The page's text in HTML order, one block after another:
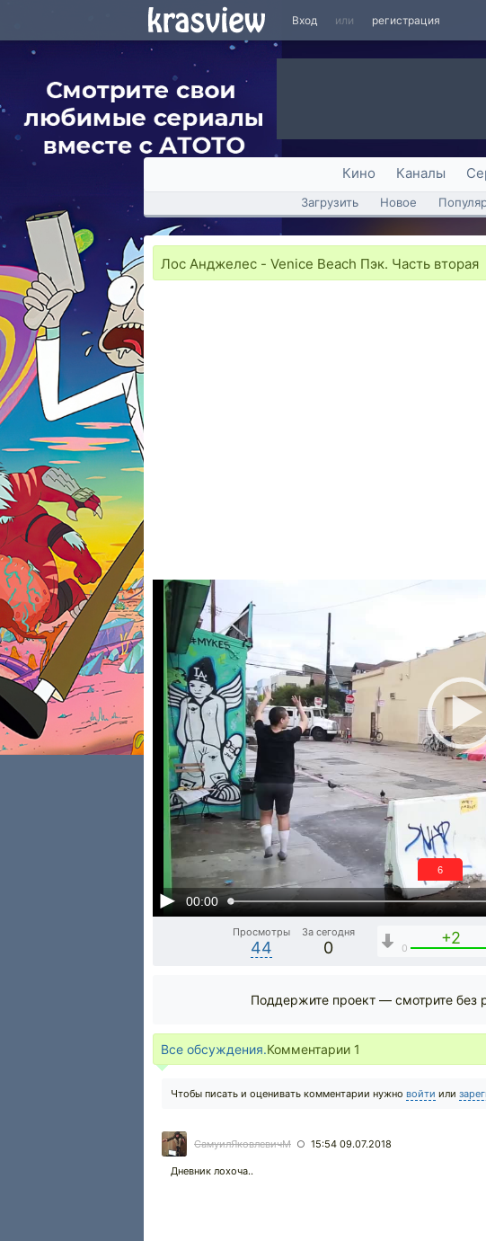
Вход или регистрация
Кино Каналы
Загрузить Новое
Лос Анджелес - Venice Beach Пэк. Часть вторая
00:00
5
Просмотры
44
За сегодня
0
+2
0
Поддержите проект — смотрите без
Все обсуждения.Комментарии 1
Чтобы писать и оценивать комментарии нужно войти или
СамуилЯковлевичМ ○ 15:54 09.07.2018
Дневник лохоча..